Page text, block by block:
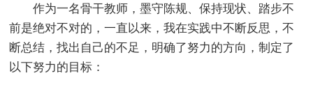
作为一名骨干教师，墨守陈规、保持现状、踏步不
前是绝对不对的，一直以来，我在实践中不断反思，不
断总结，找出自己的不足，明确了努力的方向，制定了
以下努力的目标：